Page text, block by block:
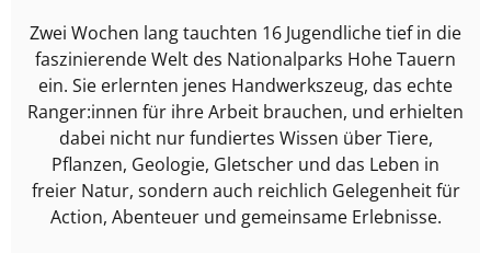
Zwei Wochen lang tauchten 16 Jugendliche tief in die
faszinierende Welt des Nationalparks Hohe Tauern
ein. Sie erlernten jenes Handwerkszeug, das echte
Ranger:innen für ihre Arbeit brauchen, und erhielten
dabei nicht nur fundiertes Wissen über Tiere,
Pflanzen, Geologie, Gletscher und das Leben in
freier Natur, sondern auch reichlich Gelegenheit für
Action, Abenteuer und gemeinsame Erlebnisse.